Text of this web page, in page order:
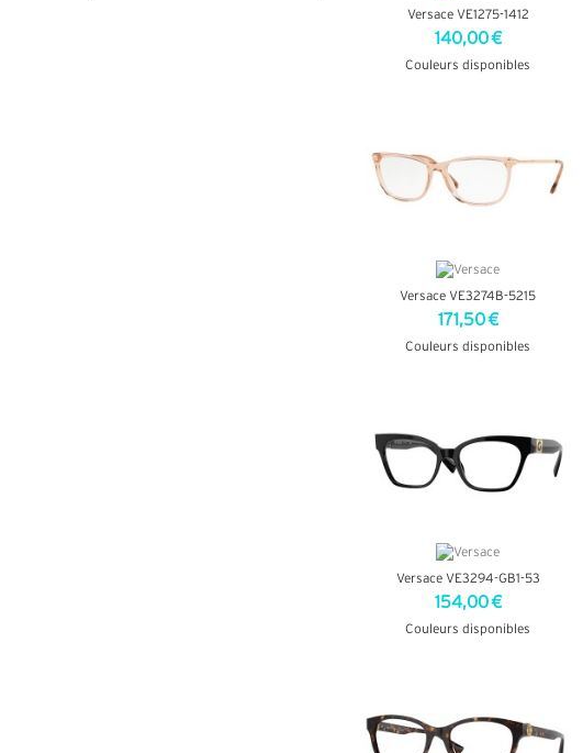
Versace VE1275-1412
140,00 €
Couleurs disponibles
Versace VE3274B-5215
171,50 €
Couleurs disponibles
Versace VE3294-GB1-53
154,00 €
Couleurs disponibles